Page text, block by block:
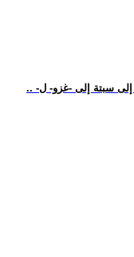
إلى سبتة إلى -غزو- ل